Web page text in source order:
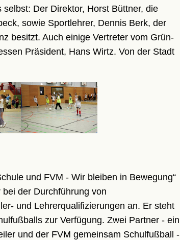
Der Direktor, Horst Büttner, die
sowie Sportlehrer, Dennis Berk, der
besitzt. Auch einige Vertreter vom Grün-
Präsident, Hans Wirtz. Von der Stadt
und FVM - Wir bleiben in Bewegung“
der Durchführung von
und Lehrerqualifizierungen an. Er steht
zur Verfügung. Zwei Partner - ein
und der FVM gemeinsam Schulfußball -